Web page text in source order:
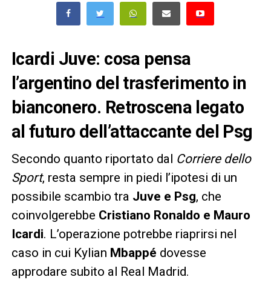
Icardi Juve: cosa pensa
l’argentino del trasferimento in
bianconero. Retroscena legato
al futuro dell’attaccante del Psg
Secondo quanto riportato dal Corriere dello
Sport, resta sempre in piedi l’ipotesi di un
possibile scambio tra Juve e Psg, che
coinvolgerebbe Cristiano Ronaldo e Mauro
Icardi. L’operazione potrebbe riaprirsi nel
caso in cui Kylian Mbappé dovesse
approdare subito al Real Madrid.